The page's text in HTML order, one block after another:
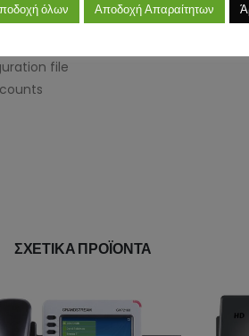
history
file
ΣΧΕΤΙΚΆ ΠΡΟΪΌΝΤΑ
όλων Αποδοχή Απαραίτητων